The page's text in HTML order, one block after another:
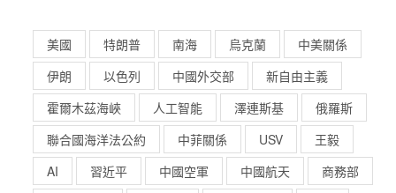
美國 特朗普 南海 烏克蘭
中美關係
伊朗
以色列 中國外交部
新自由主義
霍爾木茲海峽
人工智能 澤連斯基
俄羅斯
聯合國海洋法公約
中菲關係 USV
王毅
AI
習近平 中國空軍 中國航天
商務部